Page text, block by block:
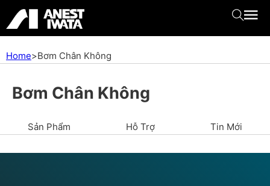
Home>Bơm Chân Không
Bơm Chân Không
Sản Phẩm Hỗ Trợ Tin Mới